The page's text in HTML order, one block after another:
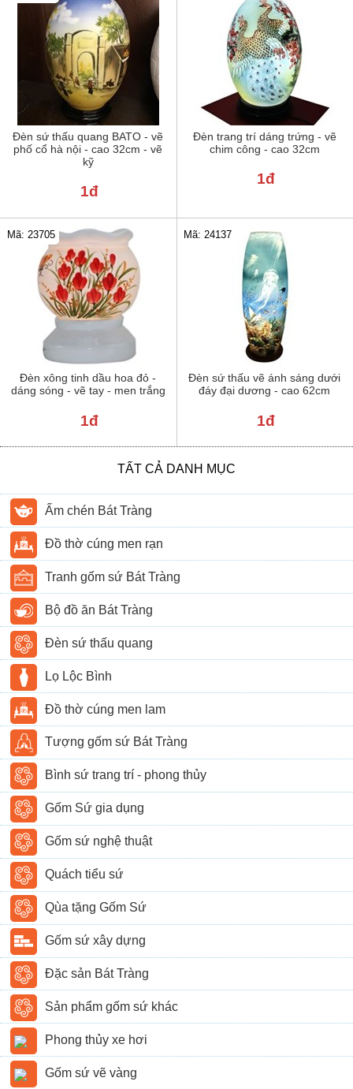
Đèn sứ thấu quang BATO - vẽ
phố cổ hà nội - cao 32cm - vẽ
kỹ
1đ
Đèn trang trí dáng trứng - vẽ
chim công - cao 32cm
1đ
Đèn xông tinh dầu hoa đỏ -
dáng sóng - vẽ tay - men trắng
Mã: 23705
1đ
Đèn sứ thấu vẽ ánh sáng dưới
đáy đại dương - cao 62cm
Mã: 24137
1đ
TẤT CẢ DANH MỤC
Ấm chén Bát Tràng
Đồ thờ cúng men rạn
Tranh gốm sứ Bát Tràng
Bộ đồ ăn Bát Tràng
Đèn sứ thấu quang
Lọ Lộc Bình
Đồ thờ cúng men lam
Tượng gốm sứ Bát Tràng
Bình sứ trang trí - phong thủy
Gốm Sứ gia dụng
Gốm sứ nghệ thuật
Quách tiểu sứ
Qùa tặng Gốm Sứ
Gốm sứ xây dựng
Đặc sản Bát Tràng
Sản phẩm gốm sứ khác
Phong thủy xe hơi
Gốm sứ vẽ vàng